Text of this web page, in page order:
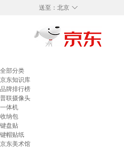
◇
送至： 北京
全部分类
京东知识库
品牌排行榜
普联摄像头
一体机
收纳包
键盘贴
键帽贴纸
京东美术馆